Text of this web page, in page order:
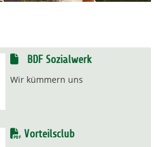
BDF Sozialwerk
Wir kümmern uns
Vorteilsclub